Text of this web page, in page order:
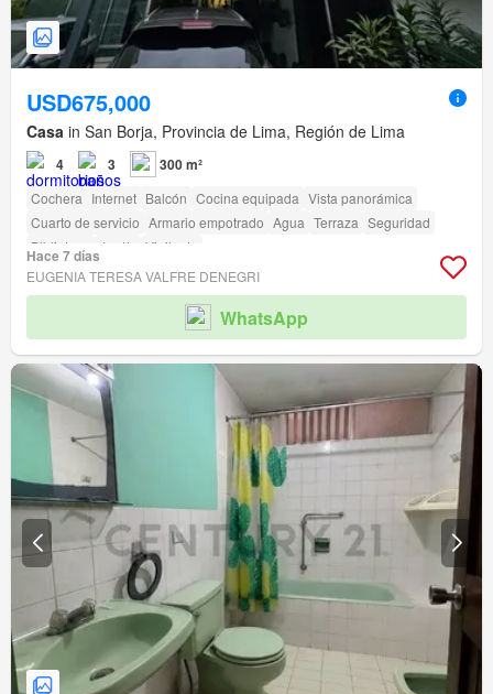
USD675,000
Casa in San Borja, Provincia de Lima, Región de Lima
4 3 300 m²
Cochera Internet Balcón Cocina equipada Vista panorámica
Cuarto de servicio Armario empotrado Agua Terraza Seguridad
Biblioteca
Jardín Vigilante
Hace 7 días
EUGENIA TERESA VALFRE DENEGRI
WhatsApp